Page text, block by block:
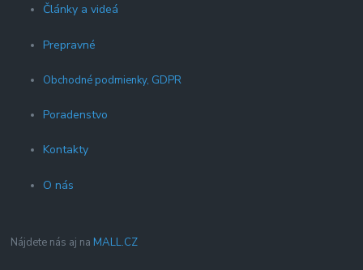
Články a videá
Prepravné
Obchodné podmienky, GDPR
Poradenstvo
Kontakty
O nás
Nájdete nás aj na MALL.CZ